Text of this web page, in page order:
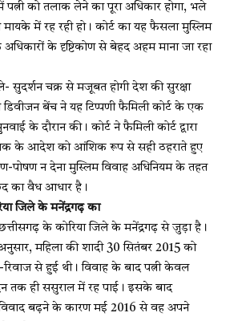
पत्नी को तलाक लेने का पूरा अधिकार होगा, भले
में रह रही हो। कोर्ट का यह फैसला मुस्लिम
के दृष्टिकोण से बेहद अहम माना जा रहा
सुदर्शन चक्र से मजूबत होगी देश की सुरक्षा
डिवीजन बेंच ने यह टिप्पणी फैमिली कोर्ट के एक
के दौरान की। कोर्ट ने फैमिली कोर्ट द्वारा
के आदेश को आंशिक रूप से सही ठहराते हुए
पोषण न देना मुस्लिम विवाह अधिनियम के तहत
का वैध आधार है।
जिले के मनेंद्रगढ़ का
के कोरिया जिले के मनेंद्रगढ़ से जुड़ा है।
महिला की शादी 30 सितंबर 2015 को
रिवाज से हुई थी। विवाह के बाद पत्नी केवल
तक ही ससुराल में रह पाई। इसके बाद
विवाद बढ़ने के कारण मई 2016 से वह अपने